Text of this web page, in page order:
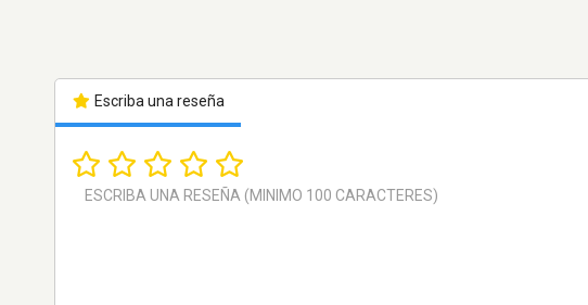
Escriba una reseña